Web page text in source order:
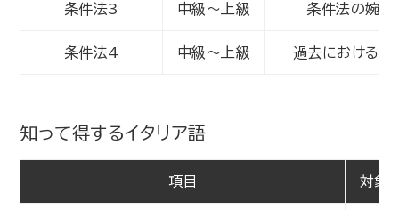
条件法3 中級～上級 条件法の婉曲
条件法4 中級～上級 過去における未
知って得するイタリア語
項目 対象